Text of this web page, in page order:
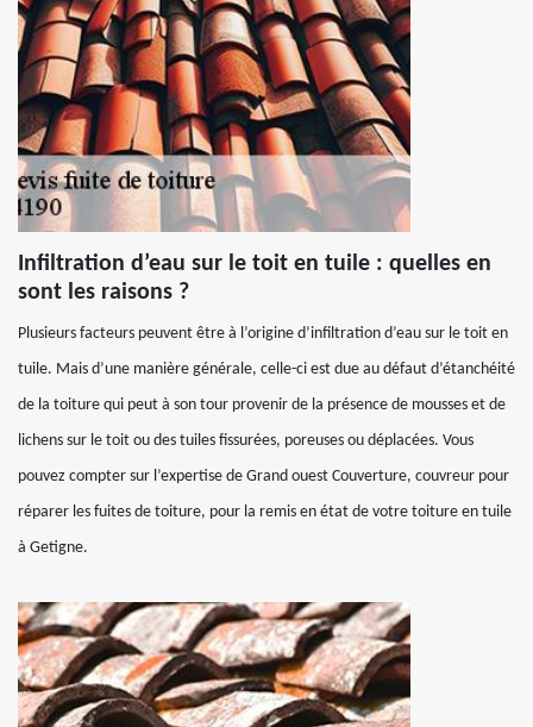
Infiltration d’eau sur le toit en tuile : quelles en
sont les raisons ?
Plusieurs facteurs peuvent être à l’origine d’infiltration d’eau sur le toit en
tuile. Mais d’une manière générale, celle-ci est due au défaut d’étanchéité
de la toiture qui peut à son tour provenir de la présence de mousses et de
lichens sur le toit ou des tuiles fissurées, poreuses ou déplacées. Vous
pouvez compter sur l’expertise de Grand ouest Couverture, couvreur pour
réparer les fuites de toiture, pour la remis en état de votre toiture en tuile
à Getigne.